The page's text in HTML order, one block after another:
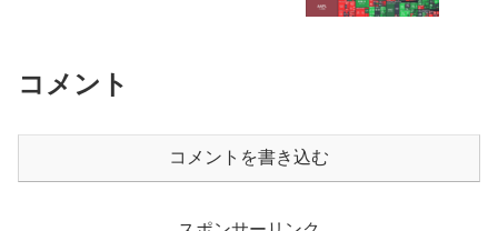
コメント
コメントを書き込む